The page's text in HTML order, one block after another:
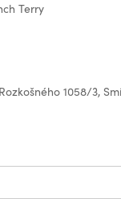
Terry
1058/3,